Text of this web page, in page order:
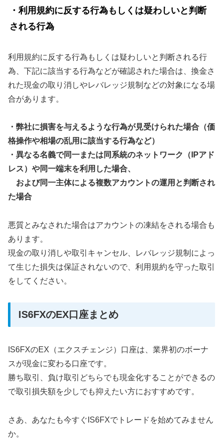
・利用規約に反する行為もしくは疑わしいと判断
される行為
利用規約に反する行為もしくは疑わしいと判断される行
為、下記に該当する行為などが確認された場合は、換金さ
れた現金の取り消しやレバレッジ規制などの対象になる場
合があります。
・弊社に損害を与えるような行為が見受けられた場合（価
格操作や相場の乱用に該当する行為など）
・異なる名義で同一または同系統のネットワーク（IPアド
レス）や同一端末を利用した場合、
および同一主体による複数アカウントの運用と判断され
た場合
悪質とみなされた場合はアカウントの凍結をされる場合も
あります。
現金の取り消しや取引キャンセル、レバレッジ規制によっ
て生じた損失は保証されないので、利用規約を守った取引
をしてください。
IS6FXのEX口座まとめ
IS6FXのEX（エクスチェンジ）口座は、業界初のボーナ
スが現金に変わる口座です。
勝ち取引、負け取引どちらでも現金化することができるの
で取引損失額を少しでも抑えたい方におすすめです。
さあ、あなたも今すぐIS6FXでトレードを始めてみません
か。